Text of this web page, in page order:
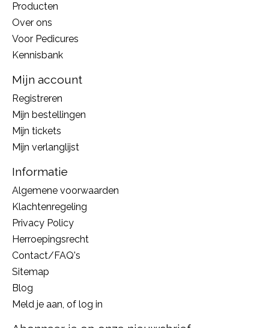
Producten
Over ons
Voor Pedicures
Kennisbank
Mijn account
Registreren
Mijn bestellingen
Mijn tickets
Mijn verlanglijst
Informatie
Algemene voorwaarden
Klachtenregeling
Privacy Policy
Herroepingsrecht
Contact/FAQ's
Sitemap
Blog
Meld je aan, of log in